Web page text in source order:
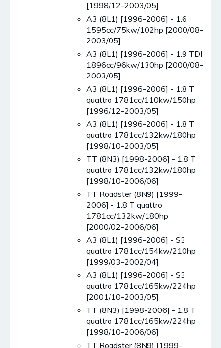
[1998/12-2003/05]
A3 (8L1) [1996-2006] - 1.6
1595cc/75kw/102hp [2000/08-
2003/05]
A3 (8L1) [1996-2006] - 1.9 TDI
1896cc/96kw/130hp [2000/08-
2003/05]
A3 (8L1) [1996-2006] - 1.8 T
quattro 1781cc/110kw/150hp
[1996/12-2003/05]
A3 (8L1) [1996-2006] - 1.8 T
quattro 1781cc/132kw/180hp
[1998/10-2003/05]
TT (8N3) [1998-2006] - 1.8 T
quattro 1781cc/132kw/180hp
[1998/10-2006/06]
TT Roadster (8N9) [1999-
2006] - 1.8 T quattro
1781cc/132kw/180hp
[2000/02-2006/06]
A3 (8L1) [1996-2006] - S3
quattro 1781cc/154kw/210hp
[1999/03-2002/04]
A3 (8L1) [1996-2006] - S3
quattro 1781cc/165kw/224hp
[2001/10-2003/05]
TT (8N3) [1998-2006] - 1.8 T
quattro 1781cc/165kw/224hp
[1998/10-2006/06]
TT Roadster (8N9) [1999-